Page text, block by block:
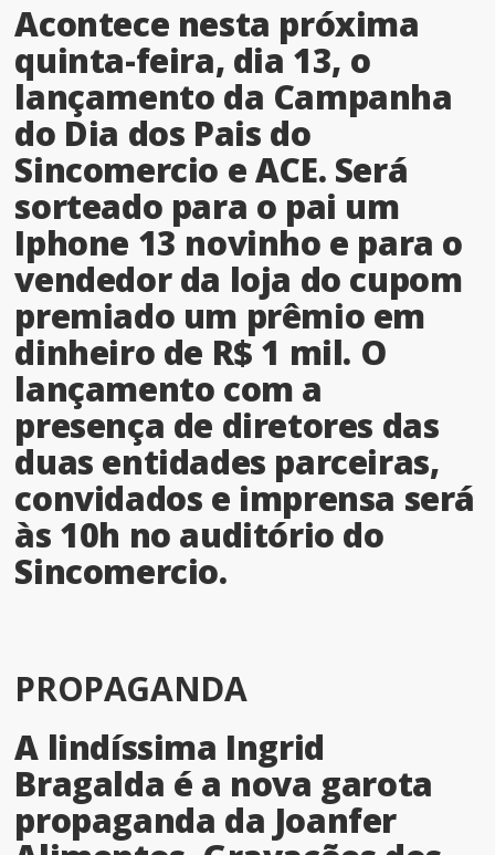
Acontece nesta próxima
quinta-feira, dia 13, o
lançamento da Campanha
do Dia dos Pais do
Sincomercio e ACE. Será
sorteado para o pai um
Iphone 13 novinho e para o
vendedor da loja do cupom
premiado um prêmio em
dinheiro de R$ 1 mil. O
lançamento com a
presença de diretores das
duas entidades parceiras,
convidados e imprensa será
às 10h no auditório do
Sincomercio.
PROPAGANDA
A lindíssima Ingrid
Bragalda é a nova garota
propaganda da Joanfer